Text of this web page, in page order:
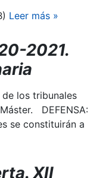
Leer más »
2021.
los tribunales
DEFENSA:
se constituirán a
XII